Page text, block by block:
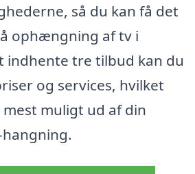
så du kan få det
ophængning af tv i
indhente tre tilbud kan du
og services, hvilket
muligt ud af din